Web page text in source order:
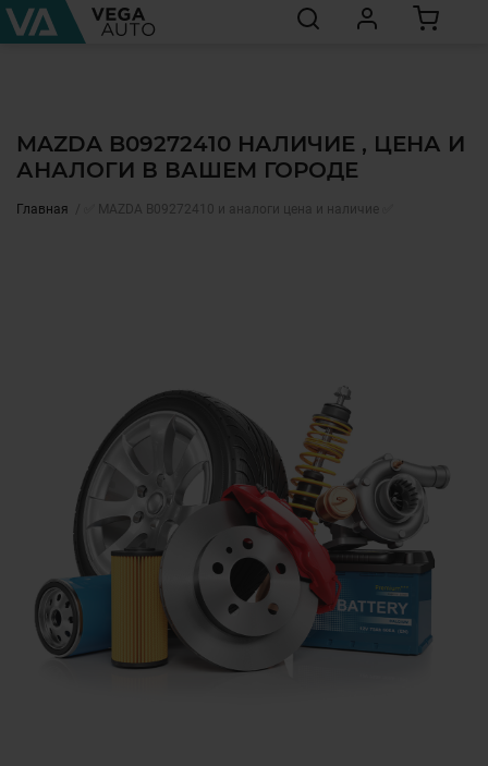
MAZDA B09272410 НАЛИЧИЕ , ЦЕНА И
АНАЛОГИ В ВАШЕМ ГОРОДЕ
Главная ✅ MAZDA B09272410 и аналоги цена и наличие ✅